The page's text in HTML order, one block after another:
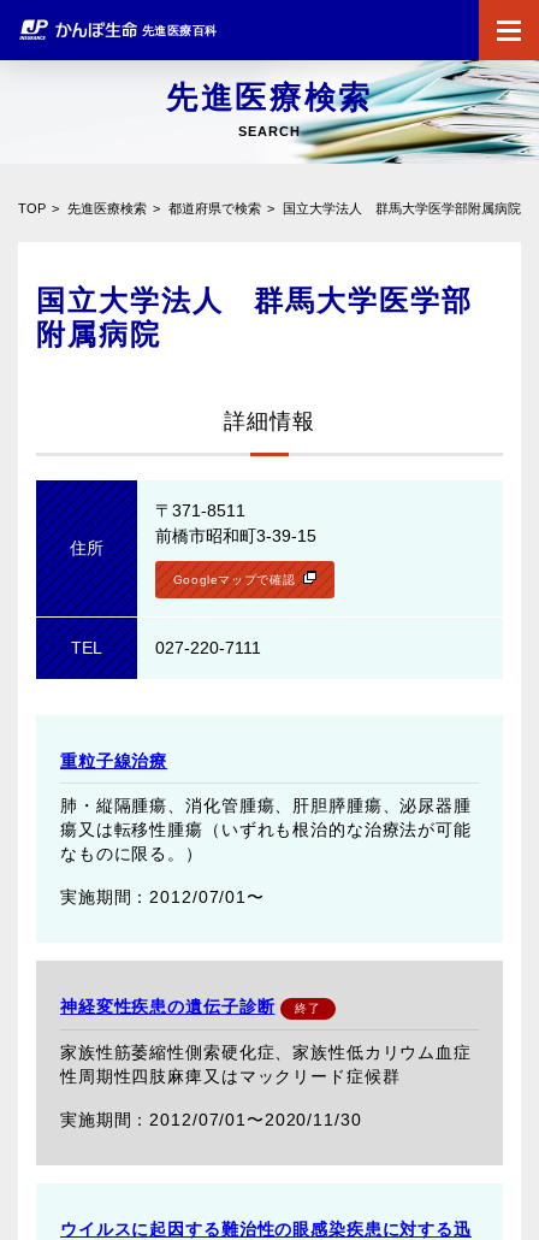
先進医療百科
先進医療検索
SEARCH
TOP 先進医療検索 都道府県で検索 国立大学法人 群馬大学医学部附属病院
国立大学法人 群馬大学医学部
附属病院
詳細情報
住所
〒371-8511
前橋市昭和町3-39-15
Googleマップで確認
TEL 027-220-7111
重粒子線治療
肺・縦隔腫瘍、消化管腫瘍、肝胆膵腫瘍、泌尿器腫
瘍又は転移性腫瘍（いずれも根治的な治療法が可能
なものに限る。）
2012/07/01〜
神経変性疾患の遺伝子診断
家族性筋萎縮性側索硬化症、家族性低カリウム血症
性周期性四肢麻痺又はマックリード症候群
2012/07/01〜2020/11/30
ウイルスに起因する難治性の眼感染疾患に対する迅